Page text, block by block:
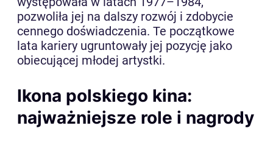
pozwoliła jej na dalszy rozwój i zdobycie
cennego doświadczenia. Te początkowe
lata kariery ugruntowały jej pozycję jako
obiecującej młodej artystki.
Ikona polskiego kina:
najważniejsze role i nagrody